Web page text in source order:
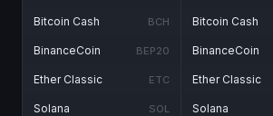
Bitcoin Cash BCH
BinanceCoin BEP20
Ether Classic ETC
Solana SOL
Bitcoin Cash
BinanceCoin
Ether Classic
Solana